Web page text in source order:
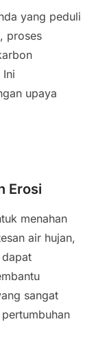
yang peduli
proses
upaya
Erosi
menahan
air hujan,
sangat